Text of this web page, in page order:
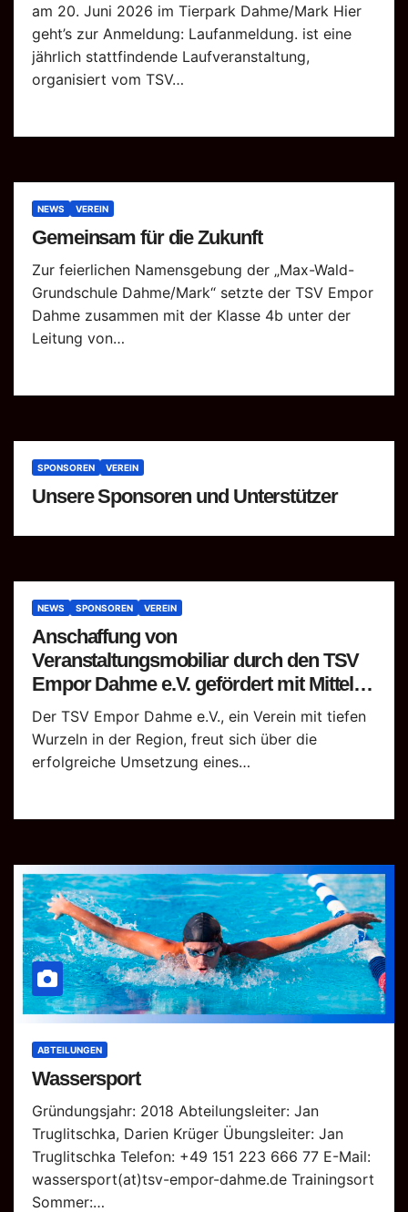
am 20. Juni 2026 im Tierpark Dahme/Mark Hier
geht’s zur Anmeldung: Laufanmeldung. ist eine
jährlich stattfindende Laufveranstaltung,
organisiert vom TSV…
NEWS VEREIN
Gemeinsam für die Zukunft
Zur feierlichen Namensgebung der „Max-Wald-
Grundschule Dahme/Mark“ setzte der TSV Empor
Dahme zusammen mit der Klasse 4b unter der
Leitung von…
SPONSOREN VEREIN
Unsere Sponsoren und Unterstützer
NEWS SPONSOREN VEREIN
Anschaffung von
Veranstaltungsmobiliar durch den TSV
Empor Dahme e.V. gefördert mit Mitteln
des Landes Brandenburg
Der TSV Empor Dahme e.V., ein Verein mit tiefen
Wurzeln in der Region, freut sich über die
erfolgreiche Umsetzung eines…
ABTEILUNGEN
Wassersport
Gründungsjahr: 2018 Abteilungsleiter: Jan
Truglitschka, Darien Krüger Übungsleiter: Jan
Truglitschka Telefon: +49 151 223 666 77 E-Mail:
wassersport(at)tsv-empor-dahme.de Trainingsort
Sommer:…